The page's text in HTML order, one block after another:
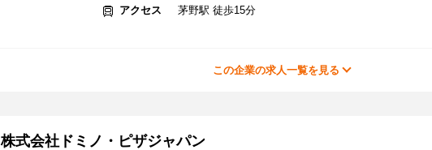
アクセス
茅野駅 徒歩15分
この企業の求人一覧を見る
株式会社ドミノ・ピザジャパン